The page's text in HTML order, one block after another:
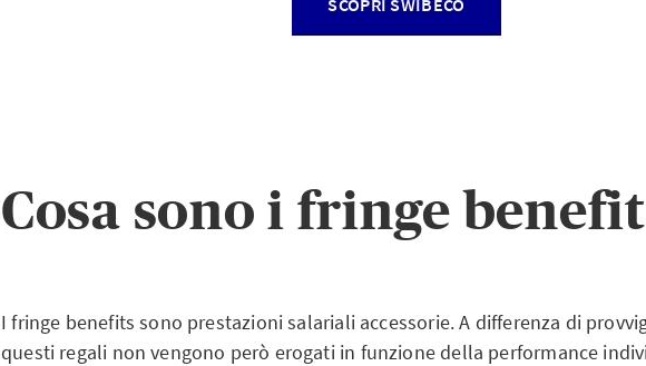
SCOPRI SWIBECO
Cosa sono i fringe
I fringe benefits sono prestazioni salariali accessorie. A differenza di
questi regali non vengono però erogati in funzione della performance